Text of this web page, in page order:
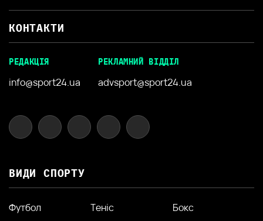
КОНТАКТИ
РЕДАКЦІЯ
info@sport24.ua
РЕКЛАМНИЙ ВІДДІЛ
advsport@sport24.ua
ВИДИ СПОРТУ
Футбол Теніс
Бокс